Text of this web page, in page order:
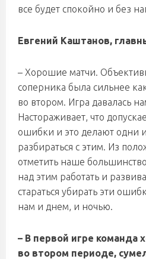
все будет спокойно и без
Евгений Каштанов,
– Хорошие матчи.
соперника была сильнее
во втором. Игра давалась
Настораживает, что
ошибки и это делают одни
разбираться с этим. Из
отметить наше
над этим работать и
стараться убирать эти
нам и днем, и ночью.
– В первой игре команда
во втором периоде,